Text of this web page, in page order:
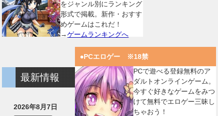
をジャンル別にランキング
形式で掲載。新作・おすす
めゲームはこれだ！
→ゲームランキングへ
●PCエロゲー ※18禁
PCで遊べる登録無料のア
ダルトオンラインゲーム。
今すぐ好きなゲームをみつ
けて無料でエロゲー三昧し
ちゃおう！
最新情報
2026年8月7日